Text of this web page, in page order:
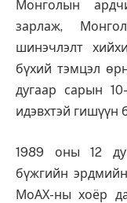
Монголын
зарлаж,
шинэчлэлт
бүхий тэмцэл
дугаар сарын
идэвхтэй гишүүн
1989 оны 12
бүжгийн
МоАХ-ны хоёр